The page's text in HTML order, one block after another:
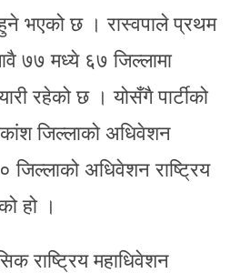
भएको छ । रास्वपाले प्रथम
७७ मध्ये ६७ जिल्लामा
रहेको छ । योसँगै पार्टीको
जिल्लाको अधिवेशन
अधिवेशन राष्ट्रिय
हो ।
राष्ट्रिय महाधिवेशन